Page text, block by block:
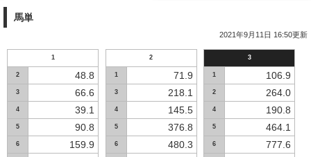
馬単
2021年9月11日 16:50更新
1
2 48.8
3 66.6
4 39.1
5 90.8
6 159.9
2
1 71.9
3 218.1
4 145.5
5 376.8
6 480.3
3
1 106.9
2 264.0
4 190.8
5 464.1
6 777.6